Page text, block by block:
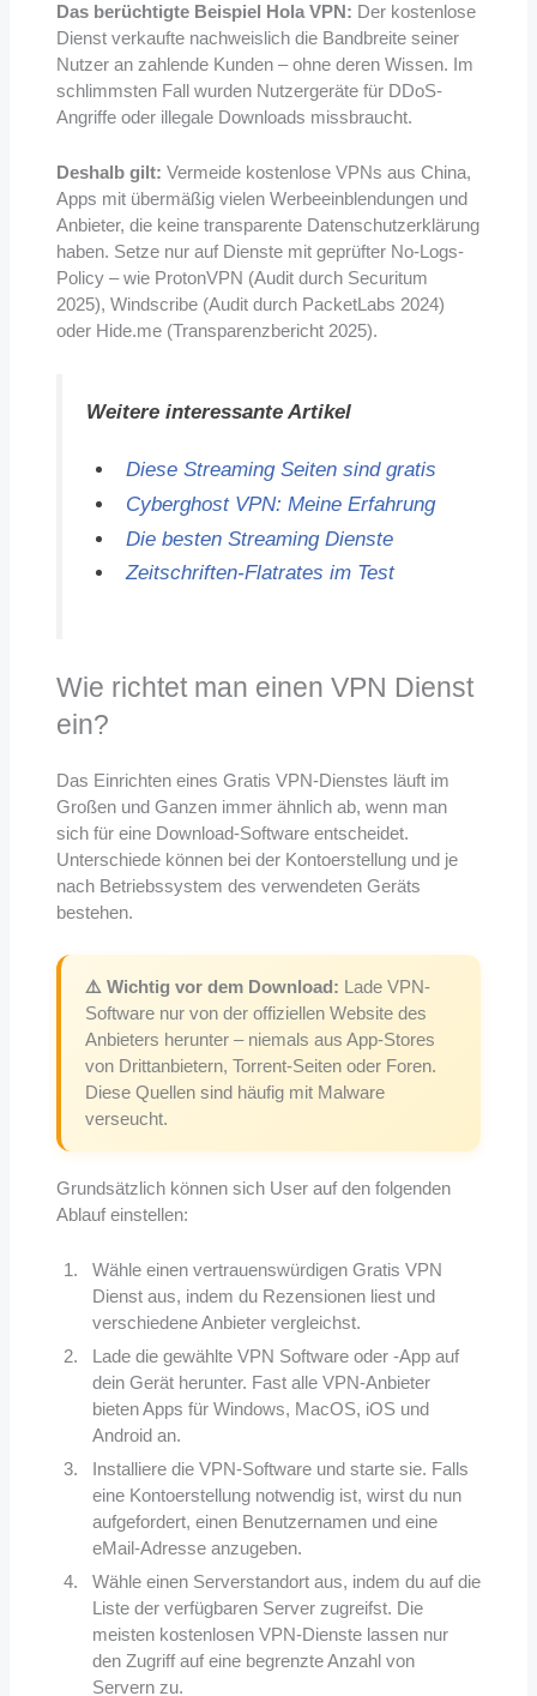
Das berüchtigte Beispiel Hola VPN: Der kostenlose
Dienst verkaufte nachweislich die Bandbreite seiner
Nutzer an zahlende Kunden – ohne deren Wissen. Im
schlimmsten Fall wurden Nutzergeräte für DDoS-
Angriffe oder illegale Downloads missbraucht.
Deshalb gilt: Vermeide kostenlose VPNs aus China,
Apps mit übermäßig vielen Werbeeinblendungen und
Anbieter, die keine transparente Datenschutzerklärung
haben. Setze nur auf Dienste mit geprüfter No-Logs-
Policy – wie ProtonVPN (Audit durch Securitum
2025), Windscribe (Audit durch PacketLabs 2024)
oder Hide.me (Transparenzbericht 2025).
Weitere interessante Artikel
Diese Streaming Seiten sind gratis
Cyberghost VPN: Meine Erfahrung
Die besten Streaming Dienste
Zeitschriften-Flatrates im Test
Wie richtet man einen VPN Dienst
ein?
Das Einrichten eines Gratis VPN-Dienstes läuft im
Großen und Ganzen immer ähnlich ab, wenn man
sich für eine Download-Software entscheidet.
Unterschiede können bei der Kontoerstellung und je
nach Betriebssystem des verwendeten Geräts
bestehen.
⚠️ Wichtig vor dem Download: Lade VPN-
Software nur von der offiziellen Website des
Anbieters herunter – niemals aus App-Stores
von Drittanbietern, Torrent-Seiten oder Foren.
Diese Quellen sind häufig mit Malware
verseucht.
Grundsätzlich können sich User auf den folgenden
Ablauf einstellen:
Wähle einen vertrauenswürdigen Gratis VPN
Dienst aus, indem du Rezensionen liest und
verschiedene Anbieter vergleichst.
Lade die gewählte VPN Software oder -App auf
dein Gerät herunter. Fast alle VPN-Anbieter
bieten Apps für Windows, MacOS, iOS und
Android an.
Installiere die VPN-Software und starte sie. Falls
eine Kontoerstellung notwendig ist, wirst du nun
aufgefordert, einen Benutzernamen und eine
eMail-Adresse anzugeben.
Wähle einen Serverstandort aus, indem du auf die
Liste der verfügbaren Server zugreifst. Die
meisten kostenlosen VPN-Dienste lassen nur
den Zugriff auf eine begrenzte Anzahl von
Servern zu.